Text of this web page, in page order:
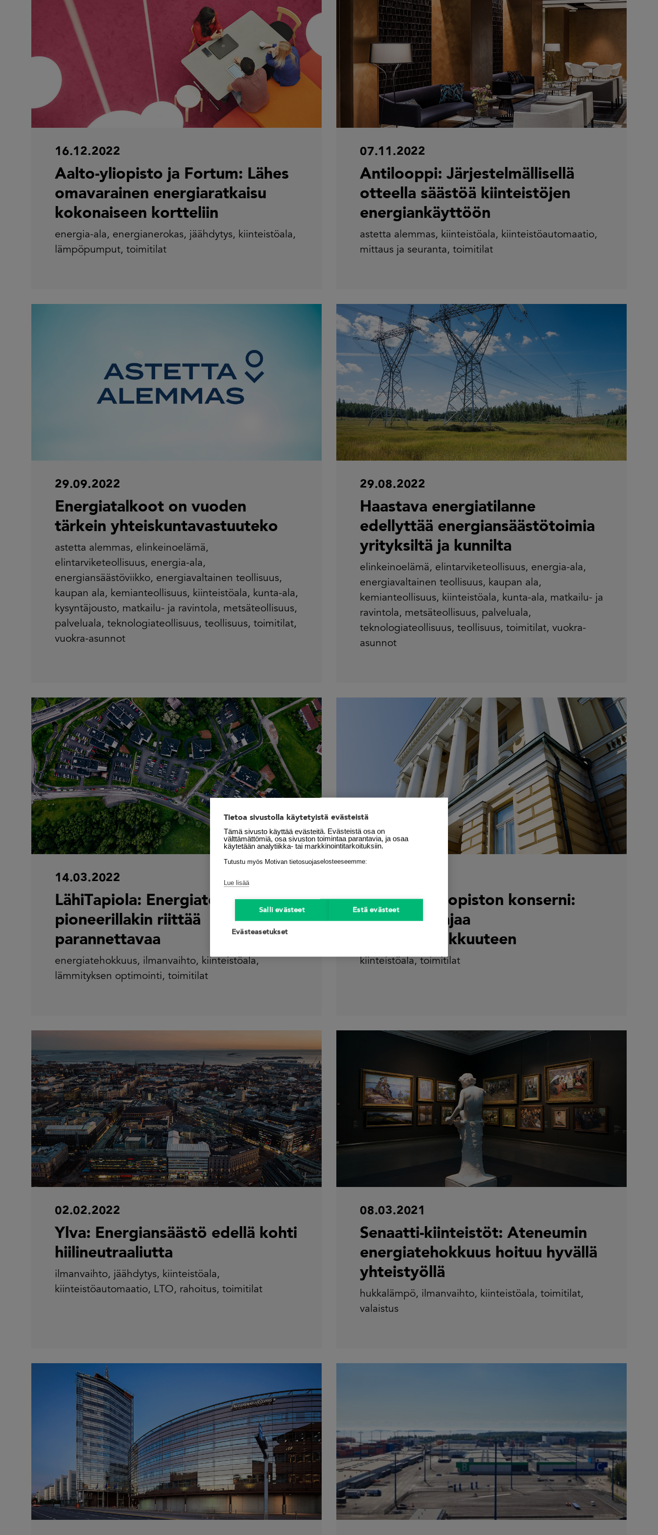
16.12.2022
Aalto-yliopisto ja Fortum: Lähes
omavarainen energiaratkaisu
kokonaiseen kortteliin
energia-ala, energianerokas, jäähdytys, kiinteistöala,
lämpöpumput, toimitilat
07.11.2022
Antilooppi: Järjestelmällisellä
otteella säästöä kiinteistöjen
energiankäyttöön
astetta alemmas, kiinteistöala, kiinteistöautomaatio,
mittaus ja seuranta, toimitilat
29.09.2022
Energiatalkoot on vuoden
tärkein yhteiskuntavastuuteko
astetta alemmas, elinkeinoelämä,
elintarviketeollisuus, energia-ala,
energiansäästöviikko, energiavaltainen teollisuus,
kaupan ala, kemianteollisuus, kiinteistöala, kunta-ala,
kysyntäjousto, matkailu- ja ravintola, metsäteollisuus,
palveluala, teknologiateollisuus, teollisuus, toimitilat,
vuokra-asunnot
29.08.2022
Haastava energiatilanne
edellyttää energiansäästötoimia
yrityksiltä ja kunnilta
elinkeinoelämä, elintarviketeollisuus, energia-ala,
energiavaltainen teollisuus, kaupan ala,
kemianteollisuus, kiinteistöala, kunta-ala, matkailu- ja
ravintola, metsäteollisuus, palveluala,
teknologiateollisuus, teollisuus, toimitilat, vuokra-
asunnot
14.03.2022
LähiTapiola: Energiatehokkuuden
pioneerillakin riittää
parannettavaa
energiatehokkuus, ilmanvaihto, kiinteistöala,
lämmityksen optimointi, toimitilat
Helsingin yliopiston konserni:
Strategia ohjaa
energiatehokkuuteen
kiinteistöala, toimitilat
02.02.2022
Ylva: Energiansäästö edellä kohti
hiilineutraaliutta
ilmanvaihto, jäähdytys, kiinteistöala,
kiinteistöautomaatio, LTO, rahoitus, toimitilat
08.03.2021
Senaatti-kiinteistöt: Ateneumin
energiatehokkuus hoituu hyvällä
yhteistyöllä
hukkalämpö, ilmanvaihto, kiinteistöala, toimitilat,
valaistus
Tietoa sivustolla käytetyistä evästeistä
Tämä sivusto käyttää evästeitä. Evästeistä osa on
välttämättömiä, osa sivuston toimintaa parantavia, ja osaa
käytetään analytiikka- tai markkinointitarkoituksiin.
Tutustu myös Motivan tietosuojaselosteeseemme:
Lue lisää
Salli evästeet Estä evästeet
Evästeasetukset